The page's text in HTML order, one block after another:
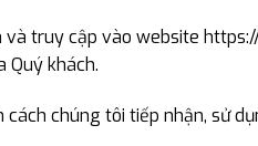
và truy cập vào website
Quý khách.
cách chúng tôi tiếp nhận, sử